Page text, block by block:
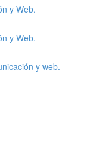
y Web.
y Web.
y web.